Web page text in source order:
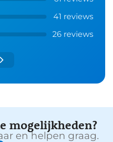
41 reviews
26 reviews
mogelijkheden?
en helpen graag.